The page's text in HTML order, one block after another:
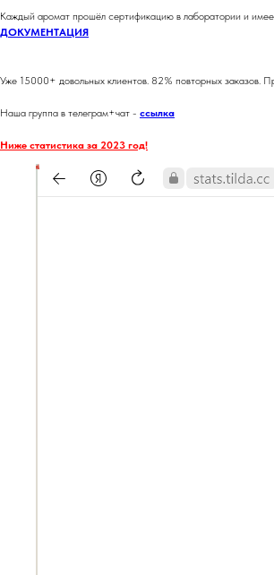
Каждый аромат прошёл сертификацию в лаборатории и
ДОКУМЕНТАЦИЯ
Уже 15000+ довольных клиентов. 82% повторных заказов.
Наша группа в телеграм+чат - ссылка
Ниже статистика за 2023 год!